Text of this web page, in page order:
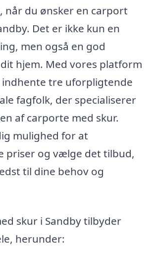
når du ønsker en carport
Det er ikke kun en
men også en god
hjem. Med vores platform
indhente tre uforpligtende
fagfolk, der specialiserer
af carporte med skur.
mulighed for at
priser og vælge det tilbud,
til dine behov og
skur i Sandby tilbyder
herunder: